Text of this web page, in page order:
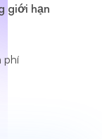
giới hạn
phí